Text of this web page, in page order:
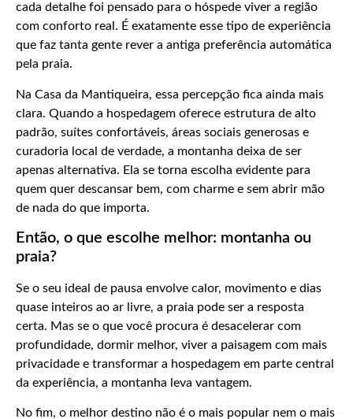
cada detalhe foi pensado para o hóspede viver a região
com conforto real. É exatamente esse tipo de experiência
que faz tanta gente rever a antiga preferência automática
pela praia.
Na Casa da Mantiqueira, essa percepção fica ainda mais
clara. Quando a hospedagem oferece estrutura de alto
padrão, suítes confortáveis, áreas sociais generosas e
curadoria local de verdade, a montanha deixa de ser
apenas alternativa. Ela se torna escolha evidente para
quem quer descansar bem, com charme e sem abrir mão
de nada do que importa.
Então, o que escolhe melhor: montanha ou
praia?
Se o seu ideal de pausa envolve calor, movimento e dias
quase inteiros ao ar livre, a praia pode ser a resposta
certa. Mas se o que você procura é desacelerar com
profundidade, dormir melhor, viver a paisagem com mais
privacidade e transformar a hospedagem em parte central
da experiência, a montanha leva vantagem.
No fim, o melhor destino não é o mais popular nem o mais